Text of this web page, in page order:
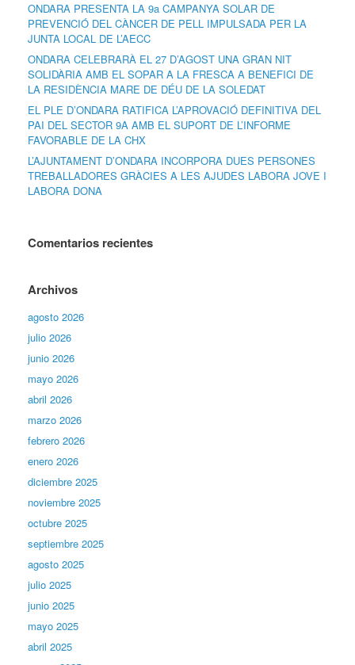
ONDARA PRESENTA LA 9a CAMPANYA SOLAR DE
PREVENCIÓ DEL CÀNCER DE PELL IMPULSADA PER LA
JUNTA LOCAL DE L’AECC
ONDARA CELEBRARÀ EL 27 D’AGOST UNA GRAN NIT
SOLIDÀRIA AMB EL SOPAR A LA FRESCA A BENEFICI DE
LA RESIDÈNCIA MARE DE DÉU DE LA SOLEDAT
EL PLE D’ONDARA RATIFICA L’APROVACIÓ DEFINITIVA DEL
PAI DEL SECTOR 9A AMB EL SUPORT DE L’INFORME
FAVORABLE DE LA CHX
L’AJUNTAMENT D’ONDARA INCORPORA DUES PERSONES
TREBALLADORES GRÀCIES A LES AJUDES LABORA JOVE I
LABORA DONA
Comentarios recientes
Archivos
agosto 2026
julio 2026
junio 2026
mayo 2026
abril 2026
marzo 2026
febrero 2026
enero 2026
diciembre 2025
noviembre 2025
octubre 2025
septiembre 2025
agosto 2025
julio 2025
junio 2025
mayo 2025
abril 2025